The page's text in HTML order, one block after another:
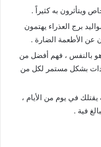
ويتأثرون به كثيراً .
برج العذراء يهتمون
عن الأطعمة الضارة .
بالنفس ، فهم أفضل من
بشكل مستمر لكل من
في يوم من الأيام ،
فية .